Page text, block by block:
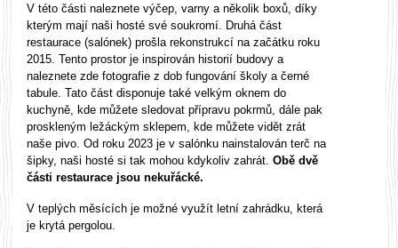
V této části naleznete výčep, varny a několik boxů, díky
kterým mají naši hosté své soukromí. Druhá část
restaurace (salónek) prošla rekonstrukcí na začátku roku
2015. Tento prostor je inspirován historií budovy a
naleznete zde fotografie z dob fungování školy a černé
tabule. Tato část disponuje také velkým oknem do
kuchyně, kde můžete sledovat přípravu pokrmů, dále pak
proskleným ležáckým sklepem, kde můžete vidět zrát
naše pivo. Od roku 2023 je v salónku nainstalován terč na
šipky, naši hosté si tak mohou kdykoliv zahrát. Obě dvě
části restaurace jsou nekuřácké.
V teplých měsících je možné využít letní zahrádku, která
je krytá pergolou.